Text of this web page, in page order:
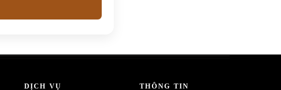
DỊCH VỤ THÔNG TIN